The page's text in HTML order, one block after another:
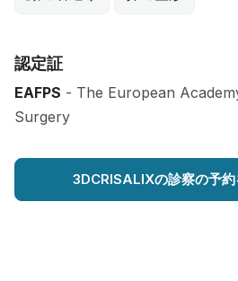
認定証
EAFPS - The European
Surgery
3DCRISALIXの診察の予約